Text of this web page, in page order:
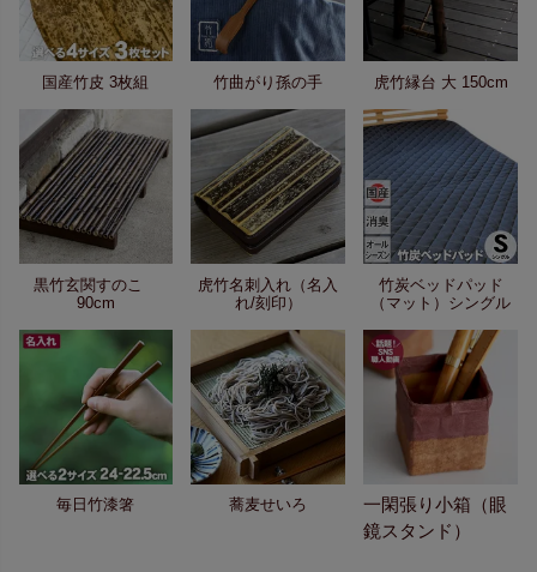
国産竹皮 3枚組 竹曲がり孫の手 虎竹縁台 大 150cm
黒竹玄関すのこ
90cm
虎竹名刺入れ（名入
れ/刻印）
竹炭ベッドパッド
（マット）シングル
毎日竹漆箸 蕎麦せいろ
一閑張り小箱（眼
鏡スタンド）